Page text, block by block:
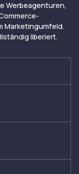
Werbeagenturen,
Marketingumfeld.
liberiert.